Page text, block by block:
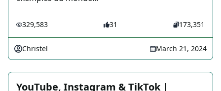
329,583 31 173,351
Christel March 21, 2024
YouTube, Instagram & TikTok |